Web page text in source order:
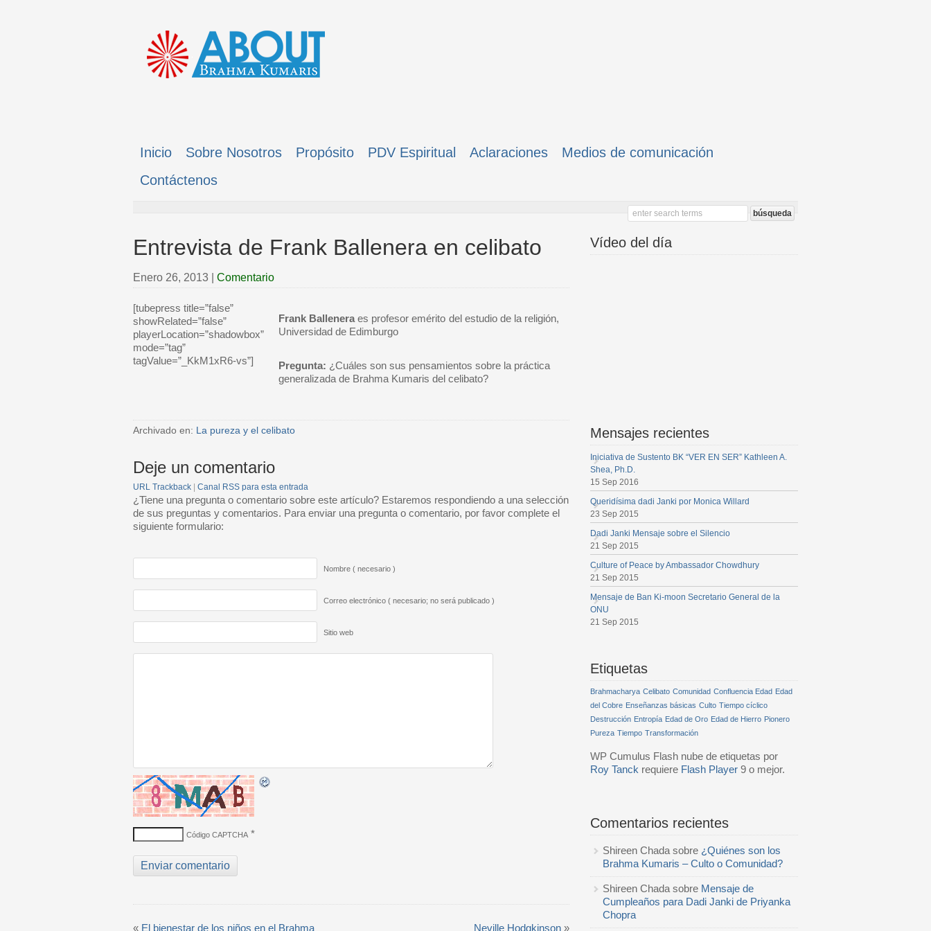
Inicio Sobre Nosotros Propósito PDV Espiritual Aclaraciones
Medios de comunicación
Contáctenos
Entrevista de Frank Ballenera en celibato
Enero 26, 2013 Comentario
[tubepress title=”false”
showRelated=”false”
playerLocation=”shadowbox”
mode=”tag”
tagValue=”_KkM1xR6-vs”]
Frank Ballenera es profesor emérito del estudio de la religión,
Universidad de Edimburgo
Pregunta: ¿Cuáles son sus pensamientos sobre la práctica
generalizada de Brahma Kumaris del celibato?
Archivado en: La pureza y el celibato
Deje un comentario
URL Trackback Canal RSS para esta entrada
¿Tiene una pregunta o comentario sobre este artículo? Estaremos respondiendo a una selección
de sus preguntas y comentarios. Para enviar una pregunta o comentario, por favor complete el
siguiente formulario:
Nombre ( necesario )
Correo electrónico ( necesario; no será publicado )
Sitio web
Código CAPTCHA *
« El bienestar de los niños en el Brahma Neville Hodgkinson »
Vídeo del día
Mensajes recientes
Iniciativa de Sustento BK “VER EN SER” Kathleen A.
Shea, Ph.D.
15 Sep 2016
Queridísima dadi Janki por Monica Willard
23 Sep 2015
Dadi Janki Mensaje sobre el Silencio
21 Sep 2015
Culture of Peace by Ambassador Chowdhury
21 Sep 2015
Mensaje de Ban Ki-moon Secretario General de la
ONU
21 Sep 2015
Etiquetas
Brahmacharya Celibato Comunidad Confluencia Edad Edad
del Cobre Enseñanzas básicas Culto Tiempo cíclico
Destrucción Entropía Edad de Oro Edad de Hierro Pionero
Pureza Tiempo Transformación
WP Cumulus Flash nube de etiquetas por
Roy Tanck requiere Flash Player 9 o mejor.
Comentarios recientes
Shireen Chada sobre ¿Quiénes son los
Brahma Kumaris – Culto o Comunidad?
Shireen Chada sobre Mensaje de
Cumpleaños para Dadi Janki de Priyanka
Chopra